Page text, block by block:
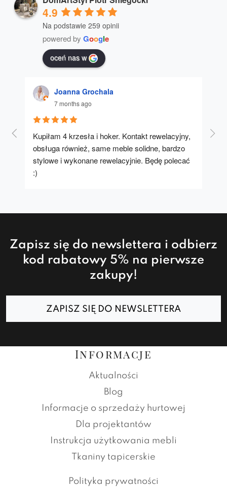
4.9
Na podstawie 259 opinii
powered by Google
oceń nas w
Joanna Grochala
7 months ago
Kupiłam 4 krzesła i hoker. Kontakt rewelacyjny,
obsługa również, same meble solidne, bardzo
stylowe i wykonane rewelacyjnie. Będę polecać
:)
A
Zapisz się do newslettera i odbierz
kod rabatowy 5% na pierwsze
zakupy!
ZAPISZ SIĘ DO NEWSLETTERA
Informacje
Aktualności
Blog
Informacje o sprzedaży hurtowej
Dla projektantów
Instrukcja użytkowania mebli
Tkaniny tapicerskie
Polityka prywatności